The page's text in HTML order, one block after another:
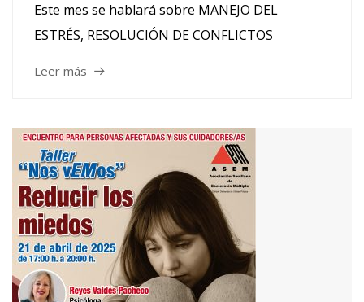
Este mes se hablará sobre MANEJO DEL
ESTRÉS, RESOLUCIÓN DE CONFLICTOS
Leer más